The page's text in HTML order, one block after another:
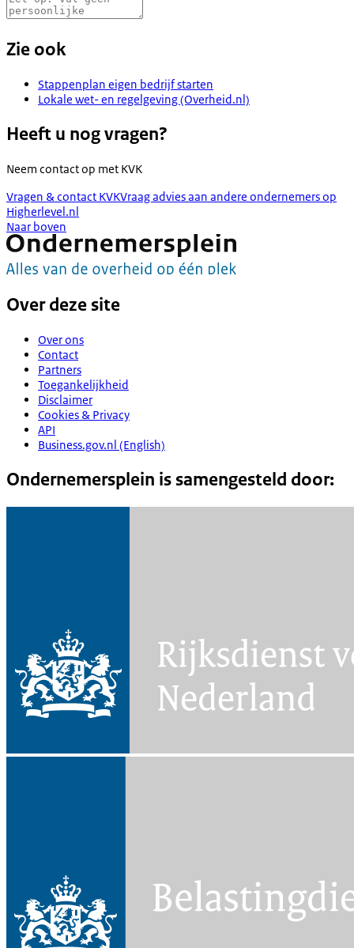
Zie ook
Stappenplan eigen bedrijf starten
Lokale wet- en regelgeving (Overheid.nl)
Heeft u nog vragen?
Neem contact op met KVK
Vragen & contact KVKVraag advies aan andere ondernemers op
Higherlevel.nl
Naar boven
Over deze site
Over ons
Contact
Partners
Toegankelijkheid
Disclaimer
Cookies & Privacy
API
Business.gov.nl (English)
Ondernemersplein is samengesteld door: